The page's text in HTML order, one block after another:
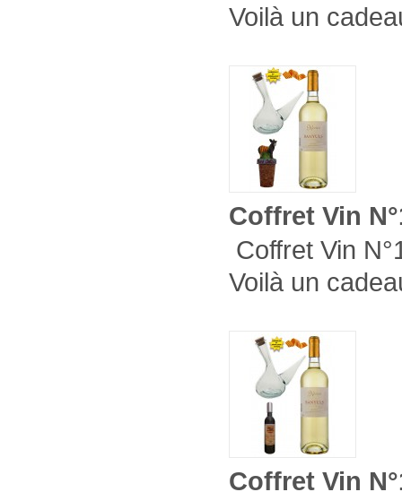
Voilà un
Coffret Vin
Coffret Vin
Voilà un
Coffret Vin